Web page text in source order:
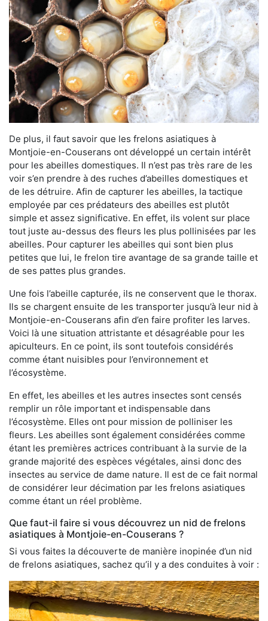
De plus, il faut savoir que les frelons asiatiques à
Montjoie-en-Couserans ont développé un certain intérêt
pour les abeilles domestiques. Il n’est pas très rare de les
voir s’en prendre à des ruches d’abeilles domestiques et
de les détruire. Afin de capturer les abeilles, la tactique
employée par ces prédateurs des abeilles est plutôt
simple et assez significative. En effet, ils volent sur place
tout juste au-dessus des fleurs les plus pollinisées par les
abeilles. Pour capturer les abeilles qui sont bien plus
petites que lui, le frelon tire avantage de sa grande taille et
de ses pattes plus grandes.
Une fois l’abeille capturée, ils ne conservent que le thorax.
Ils se chargent ensuite de les transporter jusqu’à leur nid à
Montjoie-en-Couserans afin d’en faire profiter les larves.
Voici là une situation attristante et désagréable pour les
apiculteurs. En ce point, ils sont toutefois considérés
comme étant nuisibles pour l’environnement et
l’écosystème.
En effet, les abeilles et les autres insectes sont censés
remplir un rôle important et indispensable dans
l’écosystème. Elles ont pour mission de polliniser les
fleurs. Les abeilles sont également considérées comme
étant les premières actrices contribuant à la survie de la
grande majorité des espèces végétales, ainsi donc des
insectes au service de dame nature. Il est de ce fait normal
de considérer leur décimation par les frelons asiatiques
comme étant un réel problème.
Que faut-il faire si vous découvrez un nid de frelons
asiatiques à Montjoie-en-Couserans ?
Si vous faites la découverte de manière inopinée d’un nid
de frelons asiatiques, sachez qu’il y a des conduites à voir :